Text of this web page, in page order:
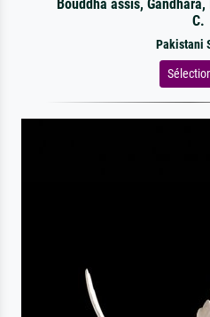
Bouddha assis,
C.
Pakistani